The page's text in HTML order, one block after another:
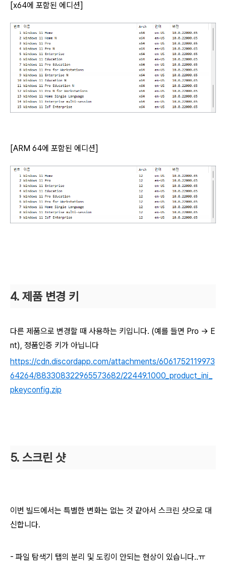
[x64에 포함된 에디션]
[ARM 64에 포함된 에디션]
4. 제품 변경 키
다른 제품으로 변경할 때 사용하는 키입니다. (예를 들면 Pro → E
nt), 정품인증 키가 아닙니다
https://cdn.discordapp.com/attachments/6061752119973
64264/883308322965573682/22449.1000_product_ini_
pkeyconfig.zip
5. 스크린 샷
이번 빌드에서는 특별한 변화는 없는 것 같아서 스크린 샷으로 대
신합니다.
- 파일 탐색기 탭의 분리 및 도킹이 안되는 현상이 있습니다..ㅠ